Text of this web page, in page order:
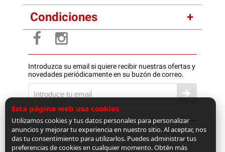
Condiciones
Introduzca su email si quiere recibir nuestras ofertas y
novedades periódicamente en su buzón de correo.
Esta página web usa cookies
Utilizamos cookies y tus datos personales para personalizar
anuncios y mejorar tu experiencia en nuestro sitio. Al aceptar, nos
das tu consentimiento para utilizarlos. Puedes administrar tus
preferencias de cookies en cualquier momento. Obtén más